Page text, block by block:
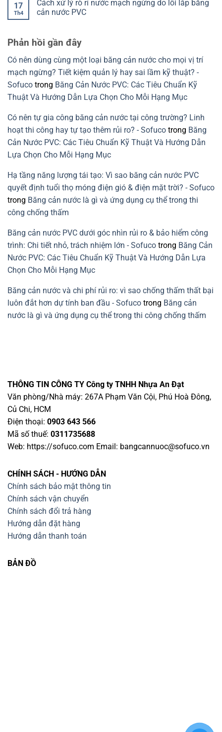
khe
co
giãn
Đọc
đúng
để
khi
chọn
băng
chi
cấu
tránh
bình
luận
ở
nhựa
nguyên
Giải
xanh
xây
dựng
bền
17
Th4
Cách xử lý rò rỉ nước mạch ngừng do lỗi lắp băng
cản nước PVC
luận
xử
rò
nước
mạch
ngừng
lắp
băng
cản
nước
PVC
Phản hồi gần đây
Có nên dùng cùng một loại băng cản nước cho mọi vị trí
mạch ngừng? Tiết kiệm quản lý hay sai lầm kỹ thuật? -
Sofuco trong Băng Cản Nước PVC: Các Tiêu Chuẩn Kỹ
Thuật Và Hướng Dẫn Lựa Chọn Cho Mỗi Hạng Mục
Có nên tự gia công băng cản nước tại công trường? Linh
hoạt thi công hay tự tạo thêm rủi ro? - Sofuco trong Băng
Cản Nước PVC: Các Tiêu Chuẩn Kỹ Thuật Và Hướng Dẫn
Lựa Chọn Cho Mỗi Hạng Mục
Hạ tầng năng lượng tái tạo: Vì sao băng cản nước PVC
quyết định tuổi thọ móng điện gió & điện mặt trời? - Sofuco
trong Băng cản nước là gì và ứng dụng cụ thể trong thi
công chống thấm
Băng cản nước PVC dưới góc nhìn rủi ro & bảo hiểm công
trình: Chi tiết nhỏ, trách nhiệm lớn - Sofuco trong Băng Cản
Nước PVC: Các Tiêu Chuẩn Kỹ Thuật Và Hướng Dẫn Lựa
Chọn Cho Mỗi Hạng Mục
Băng cản nước và chi phí rủi ro: vì sao chống thấm thất bại
luôn đắt hơn dự tính ban đầu - Sofuco trong Băng cản
nước là gì và ứng dụng cụ thể trong thi công chống thấm
THÔNG TIN CÔNG TY Công ty TNHH Nhựa An Đạt
Văn phòng/Nhà máy: 267A Phạm Văn Cội, Phú Hoà Đông,
Củ Chi, HCM
Điện thoại: 0903 643 566
Mã số thuế: 0311735688
Web: https://sofuco.com Email: bangcannuoc@sofuco.vn
CHÍNH SÁCH - HƯỚNG DẪN
Chính sách bảo mật thông tin
Chính sách vận chuyển
Chính sách đổi trả hàng
Hướng dẫn đặt hàng
Hướng dẫn thanh toán
BẢN ĐỒ